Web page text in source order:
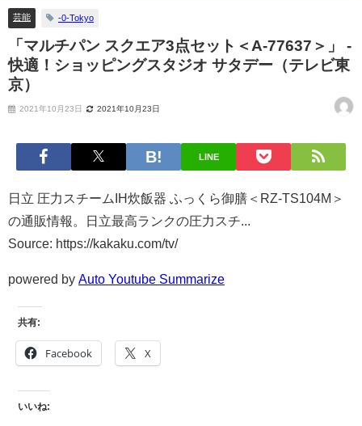
芸能 -0-Tokyo
「マルチパン スクエア3点セット＜A-77637＞」 -
快適！ショッピングスタジオ サタデー（テレビ東
京）
2021年10月23日 2021年10月23日
LINE
日立 圧力スチームIH炊飯器 ふっくら御膳＜RZ-TS104M＞
の通販情報。日立最高ランクの圧力スチ...
Source: https://kakaku.com/tv/
powered by Auto Youtube Summarize
共有:
Facebook X
いいね: